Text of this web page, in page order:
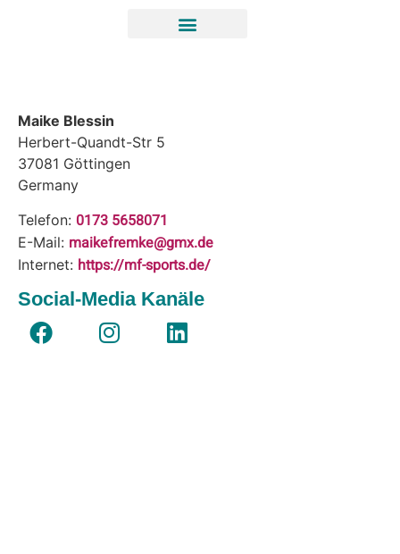
Maike Blessin
Herbert-Quandt-Str 5
37081 Göttingen
Germany
Telefon: 0173 5658071
E-Mail: maikefremke@gmx.de
Internet: https://mf-sports.de/
Social-Media Kanäle